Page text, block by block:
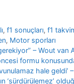
,f1 sonuçları,f1
, Motor sporları
– Wout van
formu
hale
‘sürdürülemez’